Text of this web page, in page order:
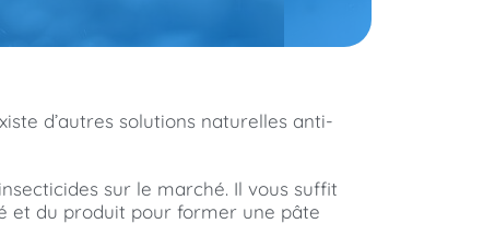
d’autres solutions naturelles anti-
sur le marché. Il vous suffit
et du produit pour former une pâte